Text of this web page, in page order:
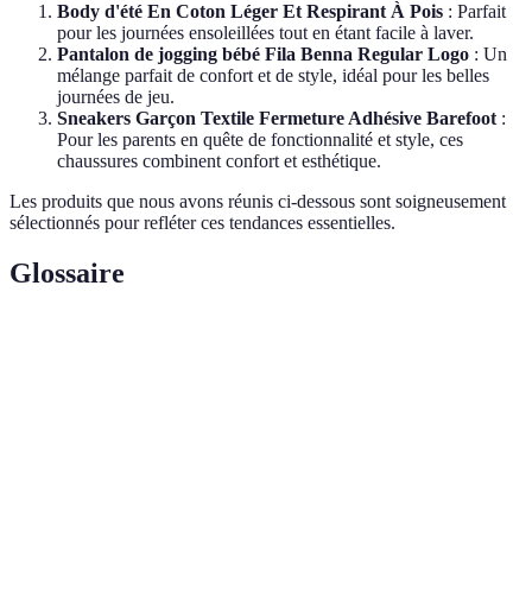
Body d'été En Coton Léger Et Respirant À Pois : Parfait
pour les journées ensoleillées tout en étant facile à laver.
Pantalon de jogging bébé Fila Benna Regular Logo : Un
mélange parfait de confort et de style, idéal pour les belles
journées de jeu.
Sneakers Garçon Textile Fermeture Adhésive Barefoot :
Pour les parents en quête de fonctionnalité et style, ces
chaussures combinent confort et esthétique.
Les produits que nous avons réunis ci-dessous sont soigneusement
sélectionnés pour refléter ces tendances essentielles.
Glossaire